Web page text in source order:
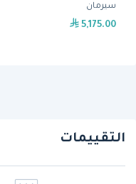
سيرمان
5,175.00
التقييمات